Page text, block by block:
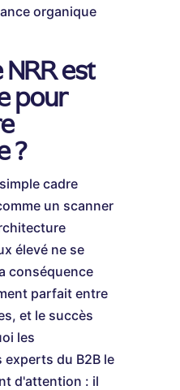
organique
est
pour
?
cadre
un scanner
élevé ne se
conséquence
parfait entre
et le succès
les
du B2B le
d'attention : il